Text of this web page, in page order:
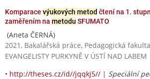
Komparace výukových metod čtení na 1.
zaměřením na metodu SFUMATO
(Aneta ČERNÁ)
2021, Bakalářská práce, Pedagogická fakulta
EVANGELISTY PURKYNĚ V ÚSTÍ NAD LABEM
• http://theses.cz/id//jqqkj5// | Speciální